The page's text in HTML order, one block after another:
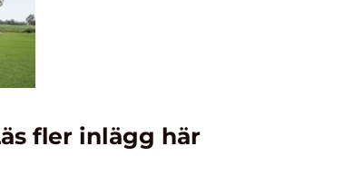
fler inlägg här